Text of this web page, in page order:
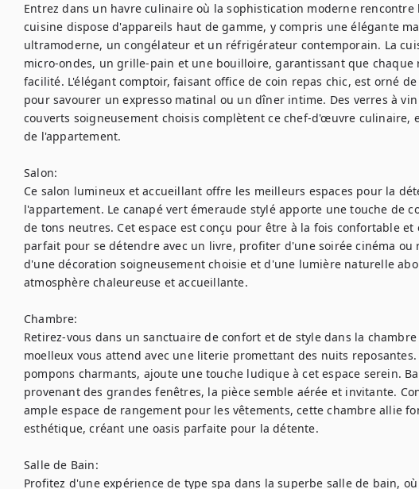
Entrez dans un havre culinaire où la sophistication moderne rencontre
cuisine dispose d'appareils haut de gamme, y compris une élégante
ultramoderne, un congélateur et un réfrigérateur contemporain. La
micro-ondes, un grille-pain et une bouilloire, garantissant que chaque
facilité. L'élégant comptoir, faisant office de coin repas chic, est orné
pour savourer un expresso matinal ou un dîner intime. Des verres à
couverts soigneusement choisis complètent ce chef-d'œuvre culinaire,
de l'appartement.
Salon:
Ce salon lumineux et accueillant offre les meilleurs espaces pour la
l'appartement. Le canapé vert émeraude stylé apporte une touche de
de tons neutres. Cet espace est conçu pour être à la fois confortable
parfait pour se détendre avec un livre, profiter d'une soirée cinéma ou
d'une décoration soigneusement choisie et d'une lumière naturelle
atmosphère chaleureuse et accueillante.
Chambre:
Retirez-vous dans un sanctuaire de confort et de style dans la
moelleux vous attend avec une literie promettant des nuits
pompons charmants, ajoute une touche ludique à cet espace serein.
provenant des grandes fenêtres, la pièce semble aérée et invitante.
ample espace de rangement pour les vêtements, cette chambre allie
esthétique, créant une oasis parfaite pour la détente.
Salle de Bain:
Profitez d'une expérience de type spa dans la superbe salle de bain,